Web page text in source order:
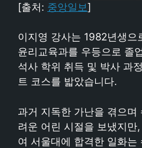
[출처: 중앙일보]
이지영 강사는 1982년생으
윤리교육과를 우등으로 졸
석사 학위 취득 및 박사 과
트 코스를 밟았습니다.
과거 지독한 가난을 겪으며
려운 어린 시절을 보냈지만
여 서울대에 합격한 일화는